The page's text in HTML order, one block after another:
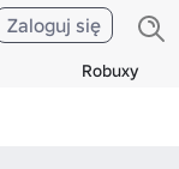
Robuxy
Zaloguj się